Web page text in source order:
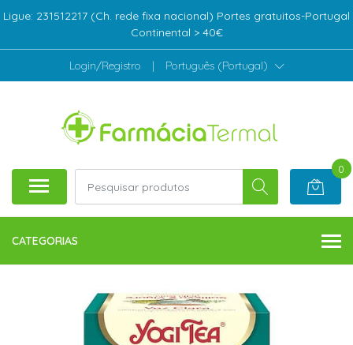
Ligue: 231512217 (Ch. rede fixa nacional) Portes gratuitos-Portugal
Continental > 40€
Login/Registro | Português (Portugal)
0
CATEGORIAS